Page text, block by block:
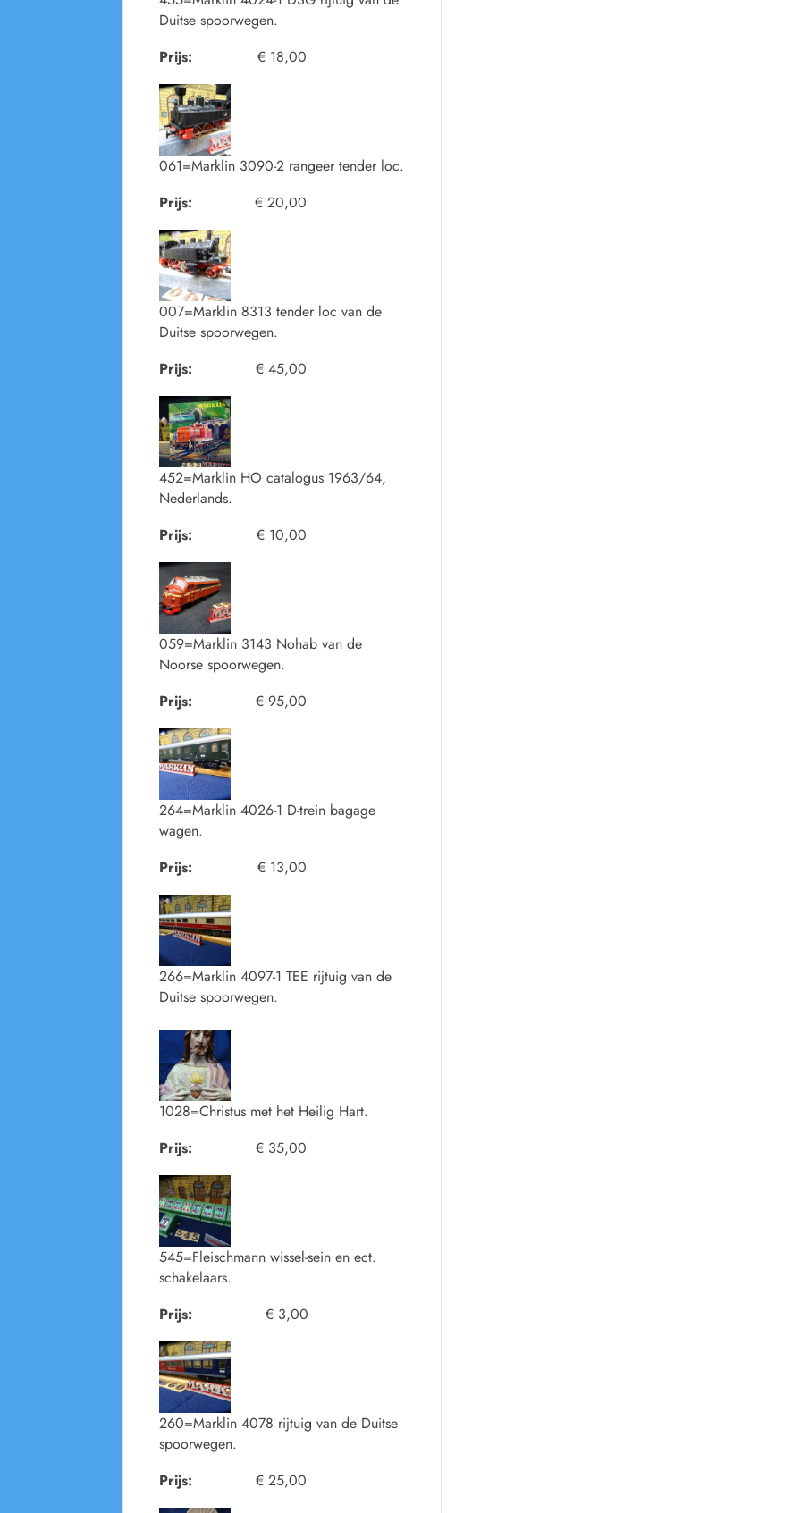
Duitse spoorwegen.
Prijs:
€ 18,00
061=Marklin 3090-2 rangeer tender loc.
Prijs:
€ 20,00
007=Marklin 8313 tender loc van de
Duitse spoorwegen.
Prijs:
€ 45,00
452=Marklin HO catalogus 1963/64,
Nederlands.
Prijs:
€ 10,00
059=Marklin 3143 Nohab van de
Noorse spoorwegen.
Prijs:
€ 95,00
264=Marklin 4026-1 D-trein bagage
wagen.
Prijs:
€ 13,00
266=Marklin 4097-1 TEE rijtuig van de
Duitse spoorwegen.
1028=Christus met het Heilig Hart.
Prijs:
€ 35,00
545=Fleischmann wissel-sein en ect.
schakelaars.
Prijs:
€ 3,00
260=Marklin 4078 rijtuig van de Duitse
spoorwegen.
Prijs:
€ 25,00